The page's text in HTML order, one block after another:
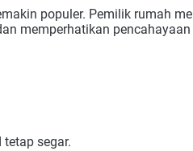
populer. Pemilik rumah
memperhatikan
segar.